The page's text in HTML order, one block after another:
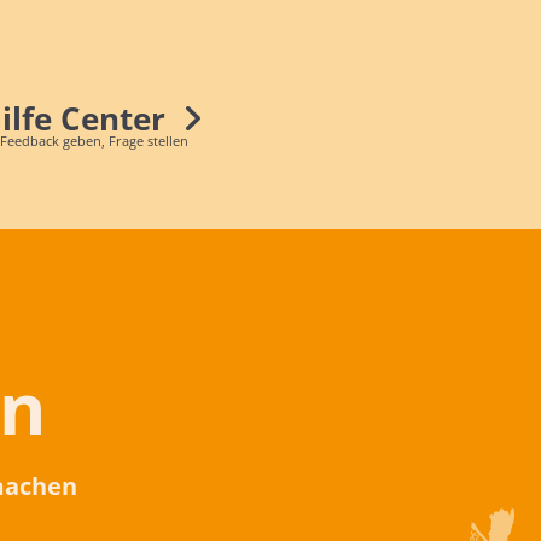
Center
geben, Frage stellen